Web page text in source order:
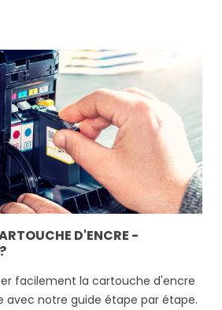
D'ENCRE -
facilement la cartouche d'encre
avec notre guide étape par étape.